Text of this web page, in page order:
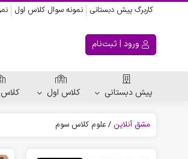
کاربرگ پیش دبستانی نمونه سوال کلاس اول
ورود | ثبت‌نام
پیش دبستانی کلاس اول
مشق آنلاین /علوم کلاس سوم